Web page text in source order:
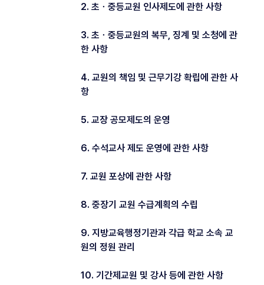
2. 초ㆍ중등교원 인사제도에 관한 사항
3. 초ㆍ중등교원의 복무, 징계 및 소청에 관
한 사항
4. 교원의 책임 및 근무기강 확립에 관한 사
항
5. 교장 공모제도의 운영
6. 수석교사 제도 운영에 관한 사항
7. 교원 포상에 관한 사항
8. 중장기 교원 수급계획의 수립
9. 지방교육행정기관과 각급 학교 소속 교
원의 정원 관리
10. 기간제교원 및 강사 등에 관한 사항